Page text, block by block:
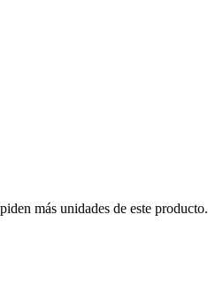
más unidades de este producto.